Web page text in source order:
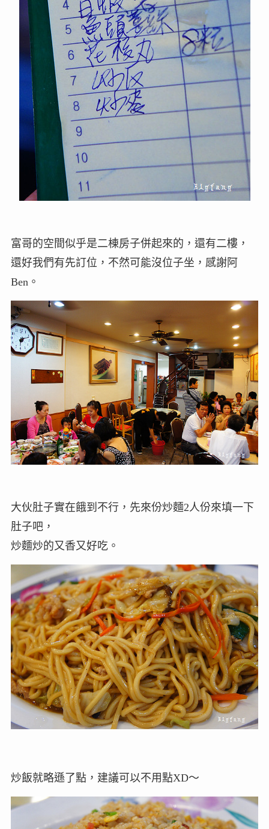
富哥的空間似乎是二棟房子併起來的，還有二樓，
還好我們有先訂位，不然可能沒位子坐，感謝阿
Ben。
大伙肚子實在餓到不行，先來份炒麵2人份來填一下
肚子吧，
炒麵炒的又香又好吃。
炒飯就略遜了點，建議可以不用點XD～